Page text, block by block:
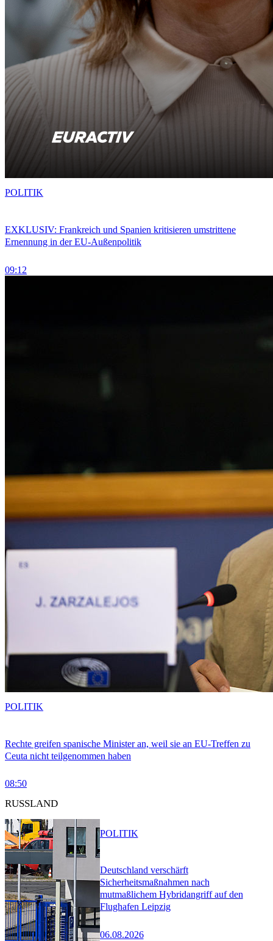
EXKLUSIV: Frankreich und Spanien kritisieren umstrittene
Ernennung in der EU-Außenpolitik
09:12
POLITIK
Rechte greifen spanische Minister an, weil sie an EU-Treffen zu
Ceuta nicht teilgenommen haben
08:50
POLITIK
RUSSLAND
Deutschland verschärft
Sicherheitsmaßnahmen nach
mutmaßlichem Hybridangriff auf den
Flughafen Leipzig
06.08.2026
POLITIK